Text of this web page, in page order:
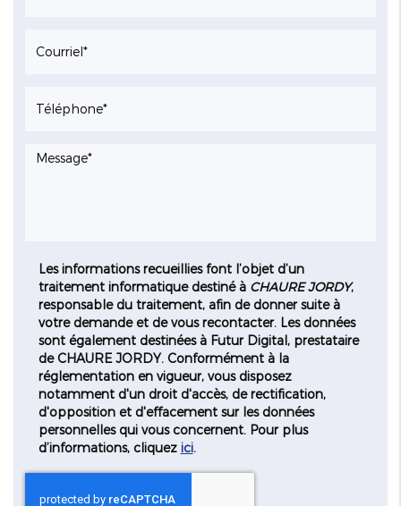
Les informations recueillies font l’objet d’un
traitement informatique destiné àCHAURE JORDY,
responsable du traitement, afin de donner suite à
votre demande et de vous recontacter. Les données
sont également destinées à Futur Digital, prestataire
de CHAURE JORDY. Conformément à la
réglementation en vigueur, vous disposez
notamment d'un droit d'accès, de rectification,
d'opposition et d'effacement sur les données
personnelles qui vous concernent. Pour plus
d’informations, cliquez ici.